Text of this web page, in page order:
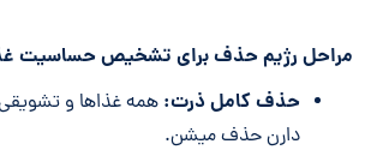
مراحل رژیم حذف برای تشخیص حساسیت
حذف کامل ذرت: همه غذاها و
دارن حذف میشن.